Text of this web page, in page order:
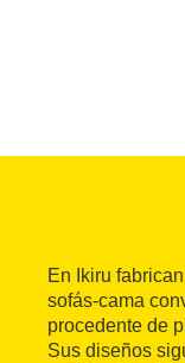
En Ikiru
sofás-cama
procedente de
Sus diseños